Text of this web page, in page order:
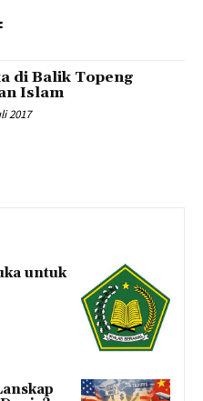
di Balik Topeng
Islam
2017
untuk